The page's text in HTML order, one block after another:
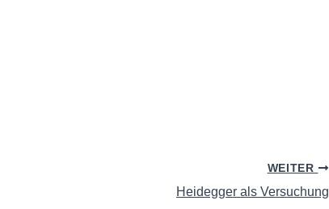
WEITER
Heidegger als Versuchung